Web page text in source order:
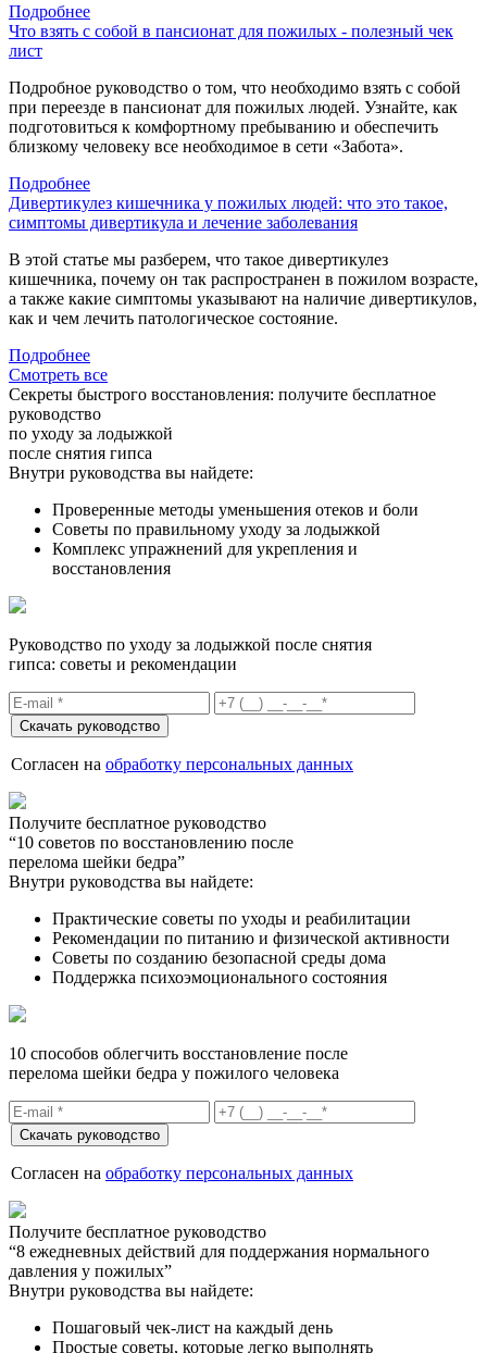
Подробнее
Что взять с собой в пансионат для пожилых - полезный чек
лист
Подробное руководство о том, что необходимо взять с собой
при переезде в пансионат для пожилых людей. Узнайте, как
подготовиться к комфортному пребыванию и обеспечить
близкому человеку все необходимое в сети «Забота».
Подробнее
Дивертикулез кишечника у пожилых людей: что это такое,
симптомы дивертикула и лечение заболевания
В этой статье мы разберем, что такое дивертикулез
кишечника, почему он так распространен в пожилом возрасте,
а также какие симптомы указывают на наличие дивертикулов,
как и чем лечить патологическое состояние.
Подробнее
Смотреть все
Секреты быстрого восстановления: получите бесплатное
руководство
по уходу за лодыжкой
после снятия гипса
Внутри руководства вы найдете:
Проверенные методы уменьшения отеков и боли
Советы по правильному уходу за лодыжкой
Комплекс упражнений для укрепления и
восстановления
Руководство по уходу за лодыжкой после снятия
гипса: советы и рекомендации
Согласен на обработку персональных данных
Получите бесплатное руководство
“10 советов по восстановлению после
перелома шейки бедра”
Внутри руководства вы найдете:
Практические советы по уходы и реабилитации
Рекомендации по питанию и физической активности
Советы по созданию безопасной среды дома
Поддержка психоэмоционального состояния
10 способов облегчить восстановление после
перелома шейки бедра у пожилого человека
Согласен на обработку персональных данных
Получите бесплатное руководство
“8 ежедневных действий для поддержания нормального
давления у пожилых”
Внутри руководства вы найдете:
Пошаговый чек-лист на каждый день
Простые советы, которые легко выполнять